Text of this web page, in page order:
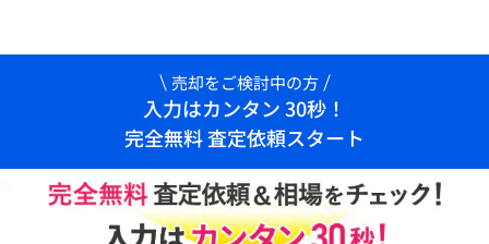
売却をご検討中の方
入力はカンタン 30秒！
完全無料 査定依頼スタート